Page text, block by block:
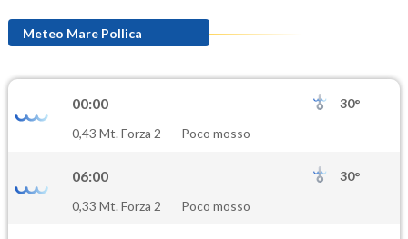
(Ozono) 92.1
(Diossido di azoto)
PM10
Meteo Mare Pollica
00:00
30°
0,43 Mt. Forza 2
Poco mosso
06:00
30°
0,33 Mt. Forza 2
Poco mosso